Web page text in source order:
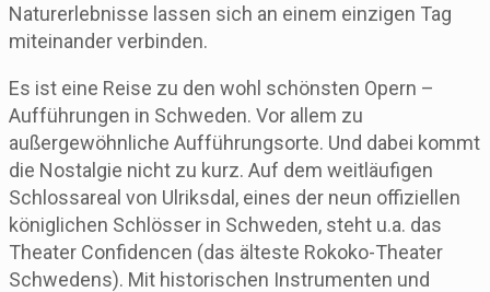
Naturerlebnisse lassen sich an einem einzigen Tag
miteinander verbinden.
Es ist eine Reise zu den wohl schönsten Opern –
Aufführungen in Schweden. Vor allem zu
außergewöhnliche Aufführungsorte. Und dabei kommt
die Nostalgie nicht zu kurz. Auf dem weitläufigen
Schlossareal von Ulriksdal, eines der neun offiziellen
königlichen Schlösser in Schweden, steht u.a. das
Theater Confidencen (das älteste Rokoko-Theater
Schwedens). Mit historischen Instrumenten und